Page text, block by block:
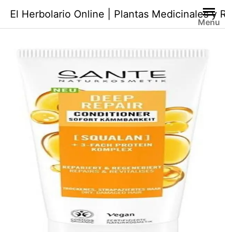
contenido
El Herbolario Online | Plantas Medicinales y
Menu